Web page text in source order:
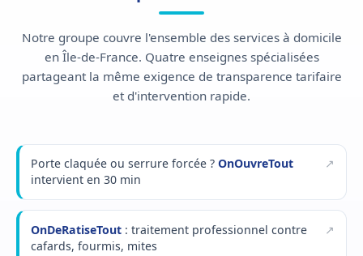
Notre groupe couvre l'ensemble des services à domicile
en Île-de-France. Quatre enseignes spécialisées
partageant la même exigence de transparence tarifaire
et d'intervention rapide.
Porte claquée ou serrure forcée ? OnOuvreTout
intervient en 30 min
OnDeRatiseTout: traitement professionnel contre
cafards, fourmis, mites